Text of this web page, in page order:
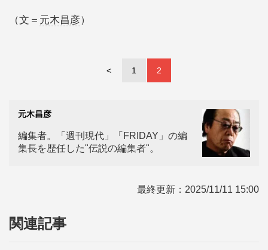
（文＝ 元木昌彦）
< 1 2
元木昌彦
編集者。「週刊現代」「FRIDAY」の編
集長を歴任した"伝説の編集者"。
最終更新： 2025/11/11 15:00
関連記事